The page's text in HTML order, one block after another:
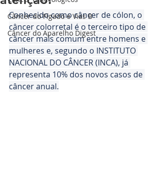
Câncer do Fígado e Vias B
Câncer do Aparelho Digest
Conhecido como câncer de cólon, o
câncer colorretal é o terceiro tipo de
câncer mais comum entre homens e
mulheres e, segundo o INSTITUTO
NACIONAL DO CÂNCER (INCA), já
representa 10% dos novos casos de
câncer anual.